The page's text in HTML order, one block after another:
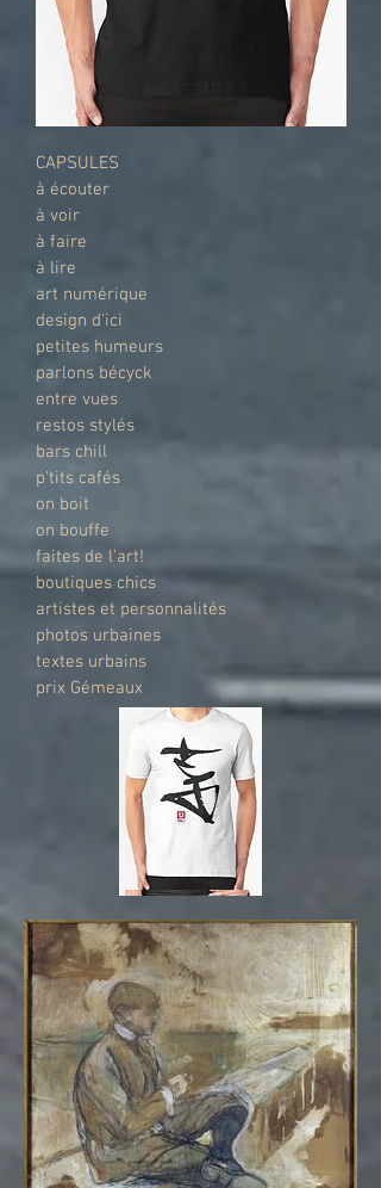
CAPSULES
à écouter
à voir
à faire
à lire
art numérique
design d'ici
petites humeurs
parlons bécyck
entre vues
restos stylés
bars chill
p'tits cafés
on boit
on bouffe
faites de l'art!
boutiques chics
artistes et personnalités
photos urbaines
textes urbains
prix Gémeaux